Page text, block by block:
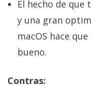
El hecho de que
y una gran
macOS hace
bueno.
Contras: